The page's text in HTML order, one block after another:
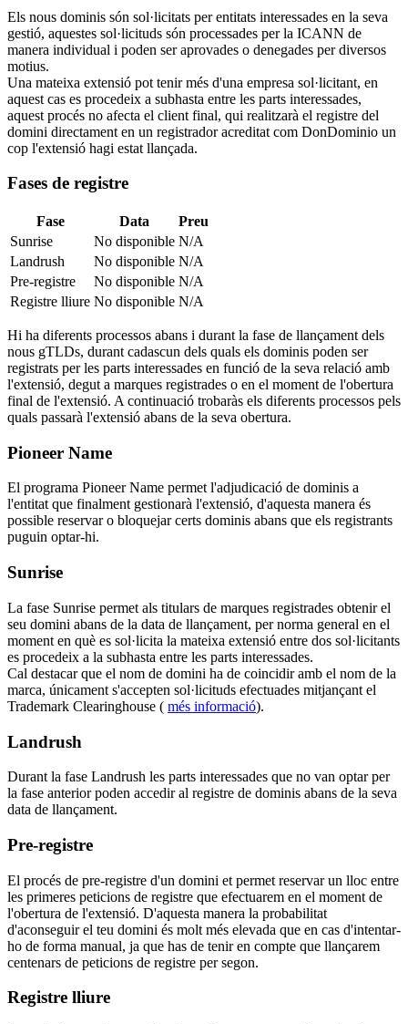
Els nous dominis són sol·licitats per entitats interessades en la seva
gestió, aquestes sol·licituds són processades per la ICANN de
manera individual i poden ser aprovades o denegades per diversos
motius.
Una mateixa extensió pot tenir més d'una empresa sol·licitant, en
aquest cas es procedeix a subhasta entre les parts interessades,
aquest procés no afecta el client final, qui realitzarà el registre del
domini directament en un registrador acreditat com DonDominio un
cop l'extensió hagi estat llançada.
Fases de registre
Fase Data
Preu
Sunrise
No disponible N/A
Landrush
No disponible N/A
Pre-registre
No disponible N/A
Registre lliure No disponible N/A
Hi ha diferents processos abans i durant la fase de llançament dels
nous gTLDs, durant cadascun dels quals els dominis poden ser
registrats per les parts interessades en funció de la seva relació amb
l'extensió, degut a marques registrades o en el moment de l'obertura
final de l'extensió. A continuació trobaràs els diferents processos pels
quals passarà l'extensió abans de la seva obertura.
Pioneer Name
El programa Pioneer Name permet l'adjudicació de dominis a
l'entitat que finalment gestionarà l'extensió, d'aquesta manera és
possible reservar o bloquejar certs dominis abans que els registrants
puguin optar-hi.
Sunrise
La fase Sunrise permet als titulars de marques registrades obtenir el
seu domini abans de la data de llançament, per norma general en el
moment en què es sol·licita la mateixa extensió entre dos sol·licitants
es procedeix a la subhasta entre les parts interessades.
Cal destacar que el nom de domini ha de coincidir amb el nom de la
marca, únicament s'accepten sol·licituds efectuades mitjançant el
Trademark Clearinghouse ( més informació).
Landrush
Durant la fase Landrush les parts interessades que no van optar per
la fase anterior poden accedir al registre de dominis abans de la seva
data de llançament.
Pre-registre
El procés de pre-registre d'un domini et permet reservar un lloc entre
les primeres peticions de registre que efectuarem en el moment de
l'obertura de l'extensió. D'aquesta manera la probabilitat
d'aconseguir el teu domini és molt més elevada que en cas d'intentar-
ho de forma manual, ja que has de tenir en compte que llançarem
centenars de peticions de registre per segon.
Registre lliure